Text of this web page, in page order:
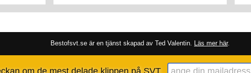
om de mest delade klippen på SVT.
Bestofsvt.se är en tjänst skapad av Ted Valentin. Läs mer här.